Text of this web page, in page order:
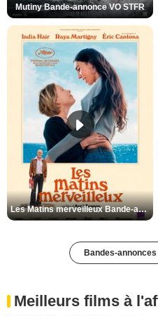
Mutiny Bande-annonce VO STFR
Les Matins merveilleux Bande-annonce VF
Bandes-
Meilleurs films à